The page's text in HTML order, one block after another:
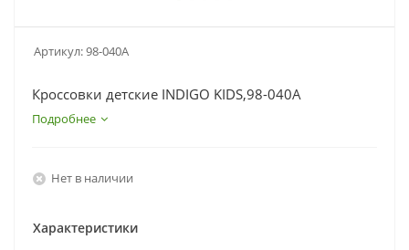
Артикул:98-040A
Кроссовки детские INDIGO KIDS,98-040A
Подробнее
Нет в наличии
Характеристики